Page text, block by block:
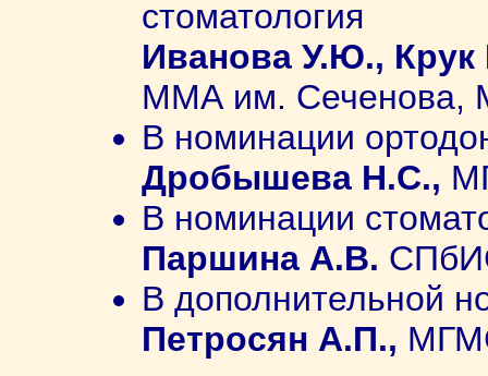
стоматология
Иванова У.Ю.,
ММА им. Сеченова,
В номинации
Дробышева Н.С.,
В номинации
Паршина А.В.
В дополнительной
Петросян А.П.,